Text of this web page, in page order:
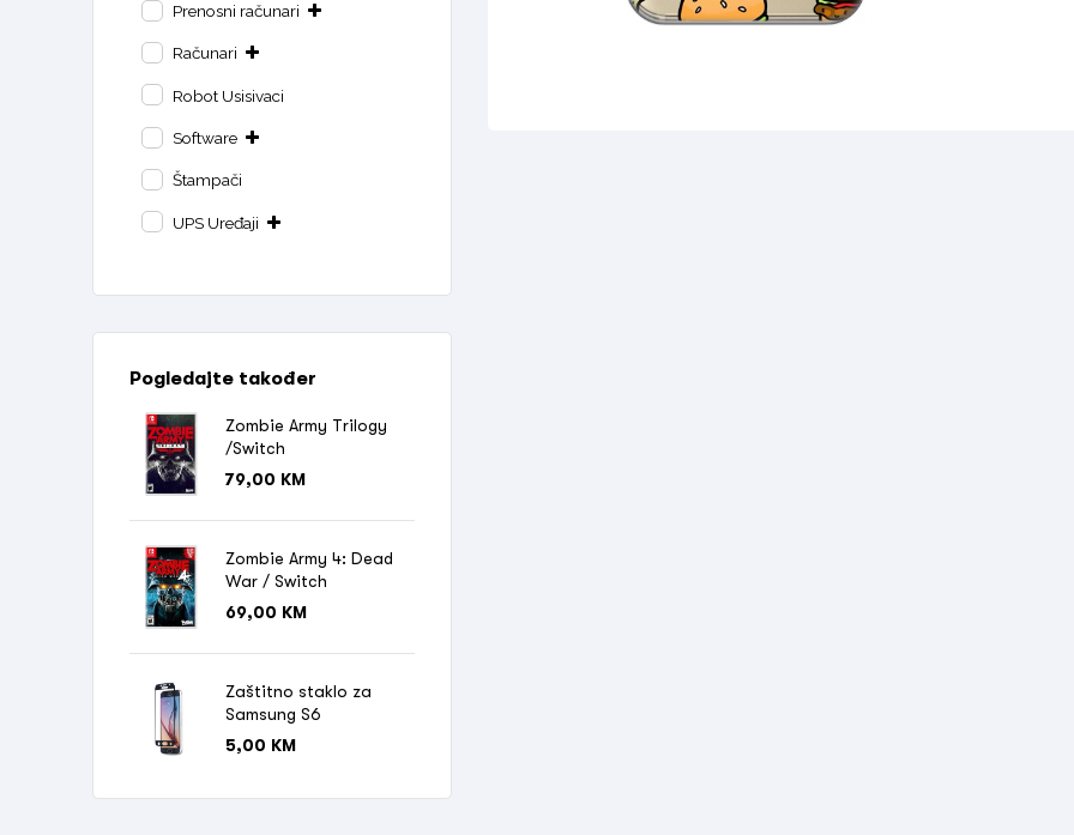
Prenosni računari
Računari
Robot Usisivaci
Software
Štampači
UPS Uređaji
Pogledajte također
Zombie Army Trilogy
/Switch
79,00 KM
Zombie Army 4: Dead
War / Switch
69,00 KM
Zaštitno staklo za
Samsung S6
5,00 KM